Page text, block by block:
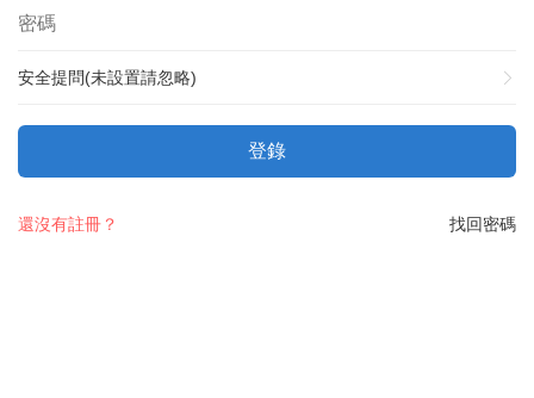
安全提問(未設置請忽略)
登錄
找回密碼
還沒有註冊？